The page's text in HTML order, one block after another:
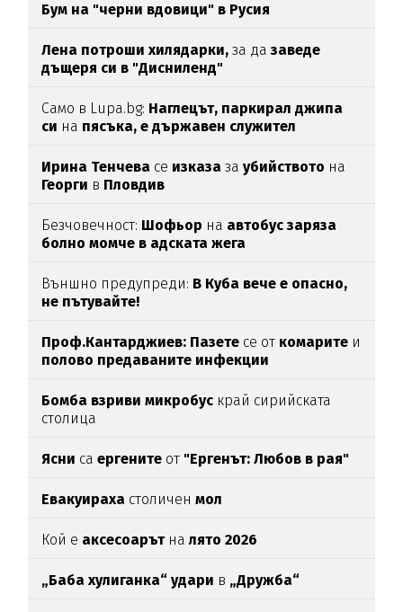
Бум на "черни вдовици" в Русия
Лена потроши хилядарки,за да заведе
дъщеря си в "Дисниленд"
Само в Lupa.bg: Наглецът, паркирал джипа
си на пясъка, е държавен служител
Ирина Тенчева се изказазаубийството на
Георги в Пловдив
Безчовечност: Шофьор на автобус заряза
болно момче в адската жега
Външно предупреди: В Куба вече е опасно,
не пътувайте!
Проф.Кантарджиев: Пазете се от комарите и
полово предаваните инфекции
Бомба взриви микробус край сирийската
столица
Ясни са ергените от "Ергенът: Любов в рая"
Евакуираха столиченмол
Кой е аксесоарътналято 2026
„Баба хулиганка“ удари в „Дружба“